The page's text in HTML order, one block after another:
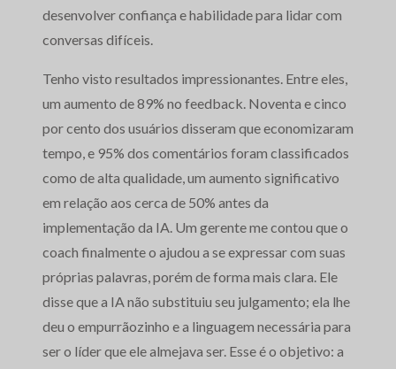
desenvolver confiança e habilidade para lidar com
conversas difíceis.
Tenho visto resultados impressionantes. Entre eles,
um aumento de 89% no feedback. Noventa e cinco
por cento dos usuários disseram que economizaram
tempo, e 95% dos comentários foram classificados
como de alta qualidade, um aumento significativo
em relação aos cerca de 50% antes da
implementação da IA. Um gerente me contou que o
coach finalmente o ajudou a se expressar com suas
próprias palavras, porém de forma mais clara. Ele
disse que a IA não substituiu seu julgamento; ela lhe
deu o empurrãozinho e a linguagem necessária para
ser o líder que ele almejava ser. Esse é o objetivo: a